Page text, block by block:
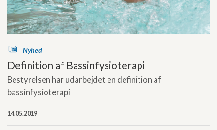
s Nyhed
Definition af Bassinfysioterapi
Bestyrelsen har udarbejdet en definition af
bassinfysioterapi
14.05.2019